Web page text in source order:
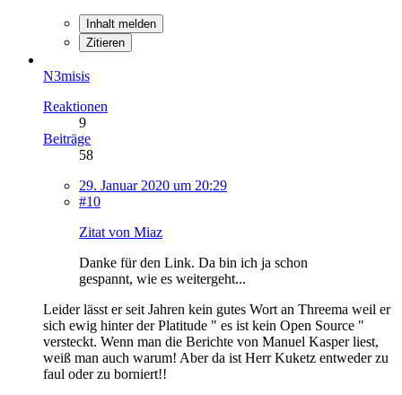
Inhalt melden
Zitieren
N3misis
Reaktionen
9
Beiträge
58
29. Januar 2020 um 20:29
#10
Zitat von Miaz
Danke für den Link. Da bin ich ja schon
gespannt, wie es weitergeht...
Leider lässt er seit Jahren kein gutes Wort an Threema weil er
sich ewig hinter der Platitude " es ist kein Open Source "
versteckt. Wenn man die Berichte von Manuel Kasper liest,
weiß man auch warum! Aber da ist Herr Kuketz entweder zu
faul oder zu borniert!!